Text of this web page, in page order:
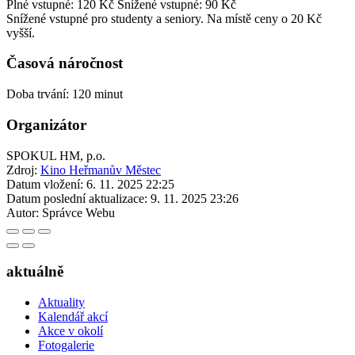
Plné vstupné: 120 Kč Snížené vstupné: 90 Kč
Snížené vstupné pro studenty a seniory. Na místě ceny o 20 Kč
vyšší.
Časová náročnost
Doba trvání: 120 minut
Organizátor
SPOKUL HM, p.o.
Zdroj: Kino Heřmanův Městec
Datum vložení: 6. 11. 2025 22:25
Datum poslední aktualizace: 9. 11. 2025 23:26
Autor: Správce Webu
aktuálně
Aktuality
Kalendář akcí
Akce v okolí
Fotogalerie